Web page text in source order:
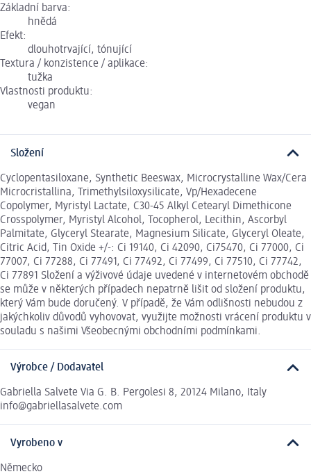
Základní barva:
hnědá
Efekt:
dlouhotrvající, tónující
Textura / konzistence / aplikace:
tužka
Vlastnosti produktu:
vegan
Složení
Cyclopentasiloxane, Synthetic Beeswax, Microcrystalline Wax/Cera
Microcristallina, Trimethylsiloxysilicate, Vp/Hexadecene
Copolymer, Myristyl Lactate, C30-45 Alkyl Cetearyl Dimethicone
Crosspolymer, Myristyl Alcohol, Tocopherol, Lecithin, Ascorbyl
Palmitate, Glyceryl Stearate, Magnesium Silicate, Glyceryl Oleate,
Citric Acid, Tin Oxide +/-: Ci 19140, Ci 42090, Ci75470, Ci 77000, Ci
77007, Ci 77288, Ci 77491, Ci 77492, Ci 77499, Ci 77510, Ci 77742,
Ci 77891 Složení a výživové údaje uvedené v internetovém obchodě
se může v některých případech nepatrně lišit od složení produktu,
který Vám bude doručený. V případě, že Vám odlišnosti nebudou z
jakýchkoliv důvodů vyhovovat, využijte možnosti vrácení produktu v
souladu s našimi Všeobecnými obchodními podmínkami.
Výrobce / Dodavatel
Gabriella Salvete Via G. B. Pergolesi 8, 20124 Milano, Italy
info@gabriellasalvete.com
Vyrobeno v
Německo